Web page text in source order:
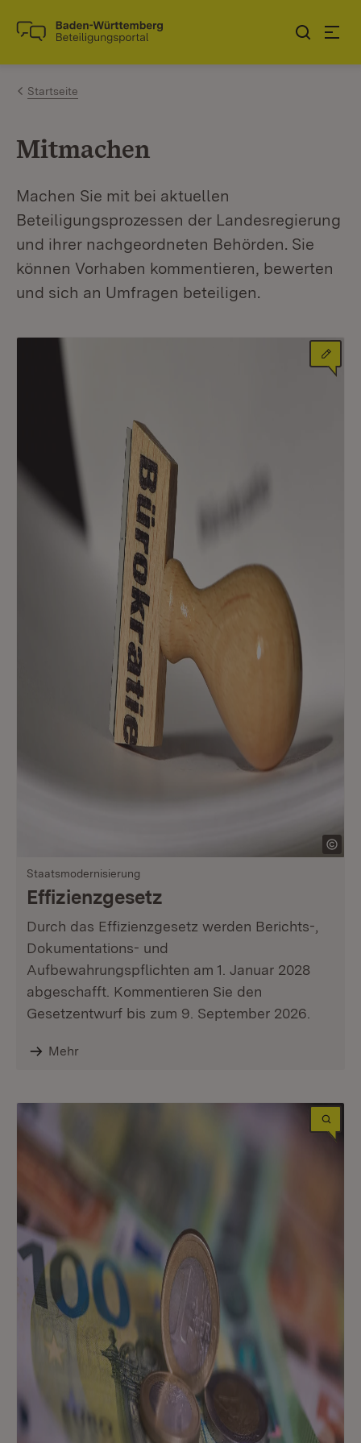
Zum Inhalt springen
Link zur Startseite
Startseite
Mitmachen
Machen Sie mit bei aktuellen
Beteiligungsprozessen der Landesregierung
und ihrer nachgeordneten Behörden. Sie
können Vorhaben kommentieren, bewerten
und sich an Umfragen beteiligen.
Staatsmodernisierung
Effizienzgesetz
Durch das Effizienzgesetz werden Berichts-,
Dokumentations- und
Aufbewahrungspflichten am 1. Januar 2028
abgeschafft. Kommentieren Sie den
Gesetzentwurf bis zum 9. September 2026.
Mehr